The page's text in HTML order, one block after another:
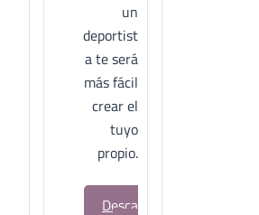
un
deportist
a te será
más fácil
crear el
tuyo
propio.
Desca